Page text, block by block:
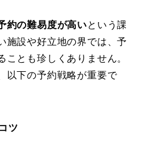
約の難易度が高いという課
施設や好立地の界では、予
ことも珍しくありません。
以下の予約戦略が重要で
ツ